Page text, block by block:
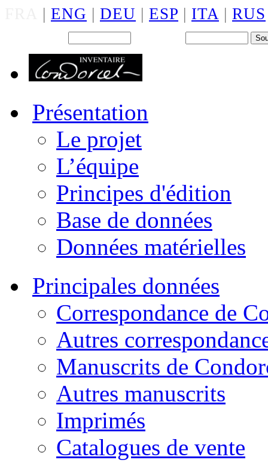
| ENG | DEU | ESP | ITA | RUS
Présentation
Le projet
L’équipe
Principes d'édition
Base de données
Données matérielles
Principales données
Correspondance de
Autres
Manuscrits de
Autres manuscrits
Imprimés
Catalogues de vente